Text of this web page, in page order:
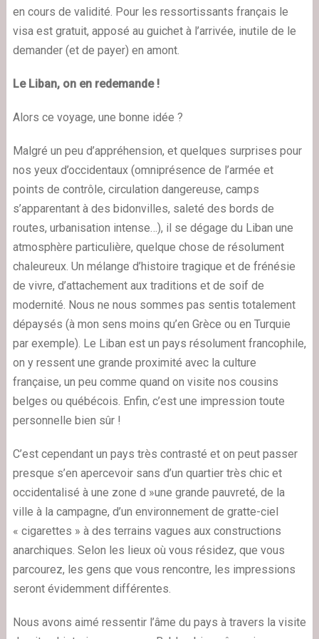
en cours de validité. Pour les ressortissants français le
visa est gratuit, apposé au guichet à l’arrivée, inutile de le
demander (et de payer) en amont.
Le Liban, on en redemande !
Alors ce voyage, une bonne idée ?
Malgré un peu d’appréhension, et quelques surprises pour
nos yeux d’occidentaux (omniprésence de l’armée et
points de contrôle, circulation dangereuse, camps
s’apparentant à des bidonvilles, saleté des bords de
routes, urbanisation intense…), il se dégage du Liban une
atmosphère particulière, quelque chose de résolument
chaleureux. Un mélange d’histoire tragique et de frénésie
de vivre, d’attachement aux traditions et de soif de
modernité. Nous ne nous sommes pas sentis totalement
dépaysés (à mon sens moins qu’en Grèce ou en Turquie
par exemple). Le Liban est un pays résolument francophile,
on y ressent une grande proximité avec la culture
française, un peu comme quand on visite nos cousins
belges ou québécois. Enfin, c’est une impression toute
personnelle bien sûr !
C’est cependant un pays très contrasté et on peut passer
presque s’en apercevoir sans d’un quartier très chic et
occidentalisé à une zone d »une grande pauvreté, de la
ville à la campagne, d’un environnement de gratte-ciel
« cigarettes » à des terrains vagues aux constructions
anarchiques. Selon les lieux où vous résidez, que vous
parcourez, les gens que vous rencontre, les impressions
seront évidemment différentes.
Nous avons aimé ressentir l’âme du pays à travers la visite